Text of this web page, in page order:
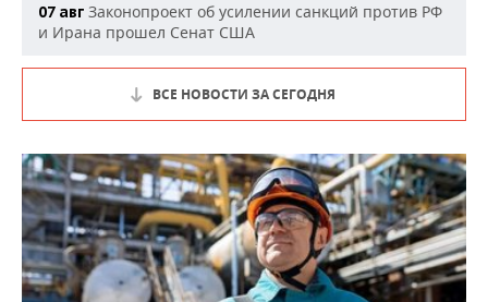
07 авг Законопроект об усилении санкций против РФ
и Ирана прошел Сенат США
ВСЕ НОВОСТИ ЗА СЕГОДНЯ